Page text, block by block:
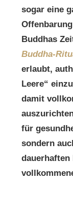
sogar eine
Buddhas
Buddha-
erlaubt,
Leere“
damit
für
sondern
dauerhaften